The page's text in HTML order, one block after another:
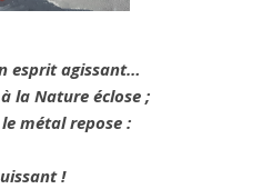
esprit agissant…
la Nature éclose ;
métal repose :
!